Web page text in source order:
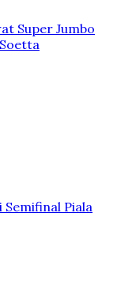
Super Jumbo
Piala